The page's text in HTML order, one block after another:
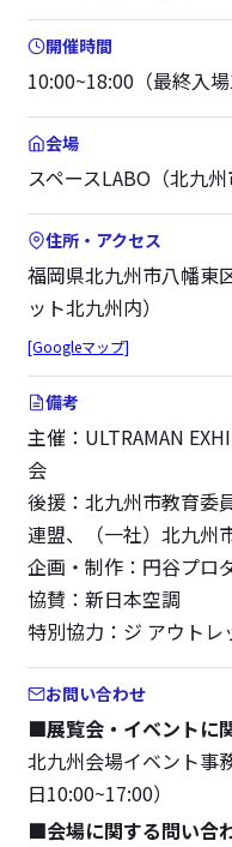
開催時間
10:00~18:00（最終入場
会場
スペースLABO（北九州
住所・アクセス
福岡県北九州市八幡東
ット北九州内）
[Googleマップ]
備考
主催：ULTRAMAN
会
後援：北九州市教育委
連盟、（一社）北九州
企画・制作：円谷プロ
協賛：新日本空調
特別協力：ジ アウトレ
お問い合わせ
■展覧会・イベントに
北九州会場イベント
日10:00~17:00）
■会場に関する問い合